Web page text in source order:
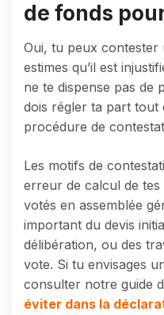
de fonds
Oui, tu peux contester
estimes qu’il est
ne te dispense pas de
dois régler ta part tout
procédure de
Les motifs de
erreur de calcul de
votés en assemblée
important du devis
délibération, ou des
vote. Si tu envisages
consulter notre guide
éviter dans la